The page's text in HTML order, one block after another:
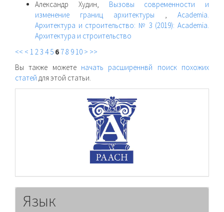
Александр Худин, Вызовы современности и
изменение границ архитектуры , Academia.
Архитектура и строительство: № 3 (2019): Academia.
Архитектура и строительство
<< < 1 23 4 5 6 78 9 10 > >>
Вы также можете начать расширеннвй поиск похожих
статей для этой статьи.
Язык